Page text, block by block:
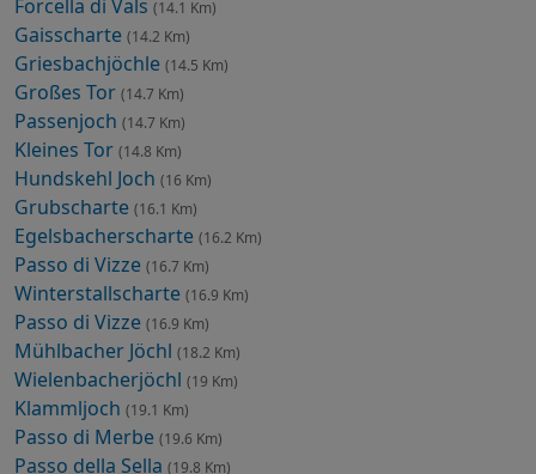
Forcella di Vals (14.1 Km)
Gaisscharte (14.2 Km)
Griesbachjöchle (14.5 Km)
Großes Tor (14.7 Km)
Passenjoch (14.7 Km)
Kleines Tor (14.8 Km)
Hundskehl Joch (16 Km)
Grubscharte (16.1 Km)
Egelsbacherscharte (16.2 Km)
Passo di Vizze (16.7 Km)
Winterstallscharte (16.9 Km)
Passo di Vizze (16.9 Km)
Mühlbacher Jöchl (18.2 Km)
Wielenbacherjöchl (19 Km)
Klammljoch (19.1 Km)
Passo di Merbe (19.6 Km)
Passo della Sella (19.8 Km)